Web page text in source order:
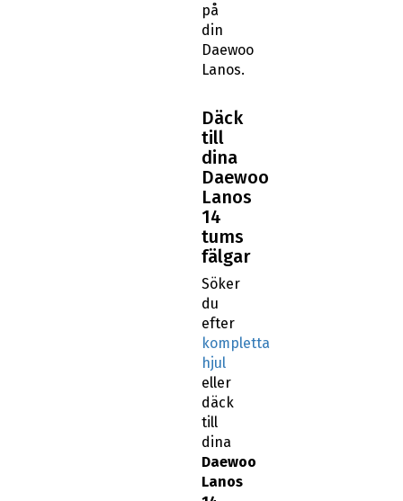
på
din
Daewoo
Lanos.
Däck
till
dina
Daewoo
Lanos
14
tums
fälgar
Söker
du
efter
kompletta
hjul
eller
däck
till
dina
Daewoo
Lanos